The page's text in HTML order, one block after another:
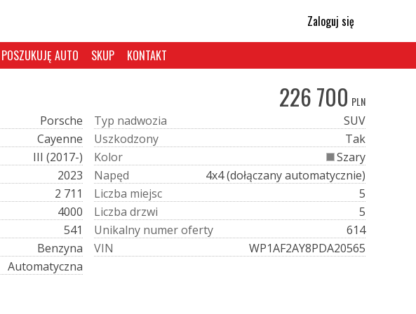
Zaloguj się
POSZUKUJĘ AUTO SKUP KONTAKT
226 700 PLN
Porsche
Cayenne
III (2017-)
2023
2 711
4000
541
Benzyna
Automatyczna
Typ nadwozia
SUV
Uszkodzony
Tak
Kolor
Szary
Napęd
4x4 (dołączany automatycznie)
Liczba miejsc
5
Liczba drzwi
5
Unikalny numeroferty
614
VIN WP1AF2AY8PDA20565